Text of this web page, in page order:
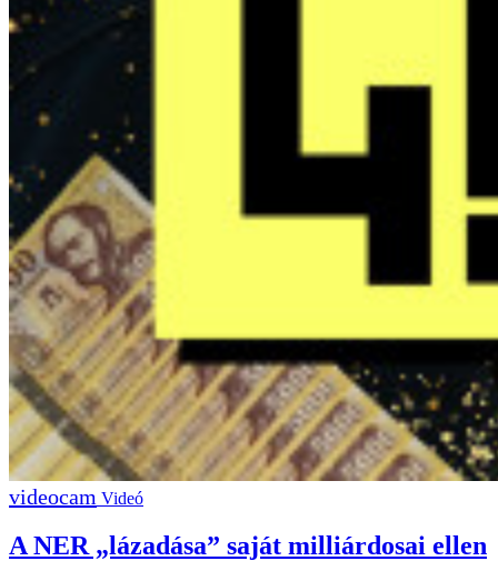
Videó
A NER „lázadása” saját milliárdosai ellen